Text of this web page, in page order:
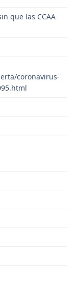
que las CCAA
coronavirus-